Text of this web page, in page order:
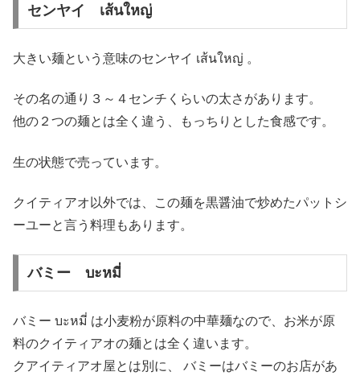
センヤイ เส้นใหญ่
大きい麺という意味のセンヤイ เส้นใหญ่ 。
その名の通り３～４センチくらいの太さがあります。
他の２つの麺とは全く違う、もっちりとした食感です。
生の状態で売っています。
クイティアオ以外では、この麺を黒醤油で炒めたパットシ
ーユーと言う料理もあります。
バミー บะหมี่
バミー บะหมี่ は小麦粉が原料の中華麺なので、お米が原
料のクイティアオの麺とは全く違います。
クアイティアオ屋とは別に、 バミーはバミーのお店があ